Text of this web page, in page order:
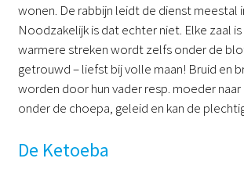
wonen. De rabbijn leidt de dienst meestal
Noodzakelijk is dat echter niet. Elke zaal is
warmere streken wordt zelfs onder de
getrouwd – liefst bij volle maan! Bruid en
worden door hun vader resp. moeder naar
onder de choepa, geleid en kan de
De Ketoeba